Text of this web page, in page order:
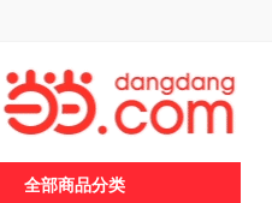
全部商品分类
打
开
无
障